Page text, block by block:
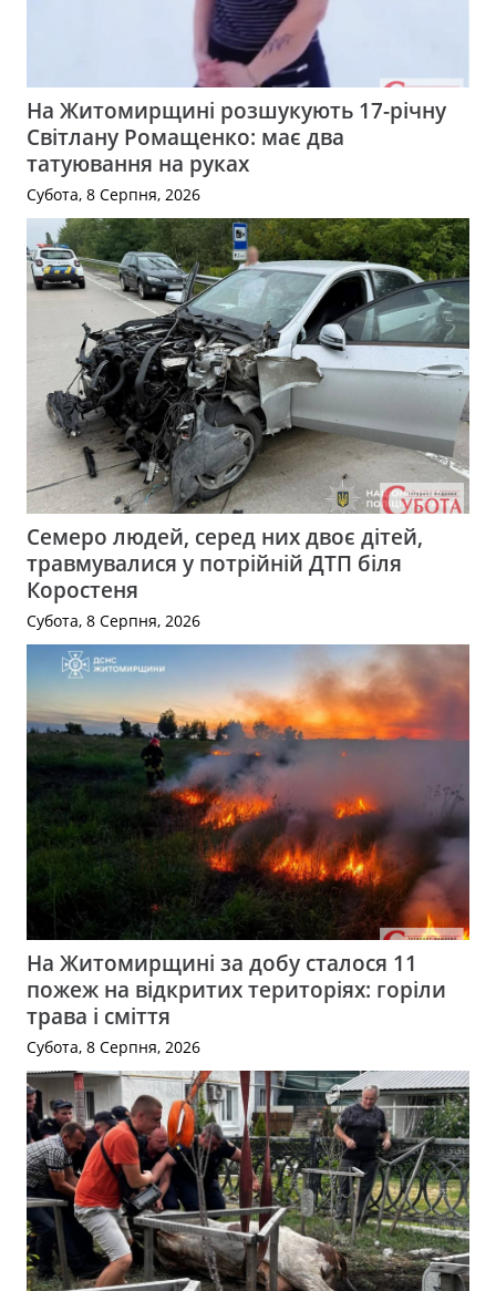
На Житомирщині розшукують 17-річну
Світлану Ромащенко: має два
татуювання на руках
Субота, 8 Серпня, 2026
Семеро людей, серед них двоє дітей,
травмувалися у потрійній ДТП біля
Коростеня
Субота, 8 Серпня, 2026
На Житомирщині за добу сталося 11
пожеж на відкритих територіях: горіли
трава і сміття
Субота, 8 Серпня, 2026